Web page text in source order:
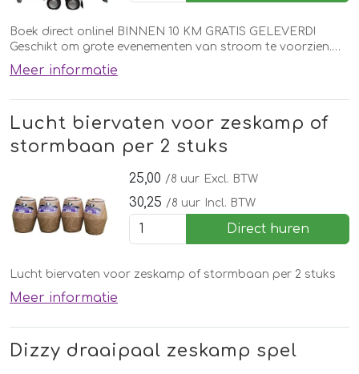
Boek direct online! BINNEN 10 KM GRATIS GELEVERD!
Geschikt om grote evenementen van stroom te voorzien.
Geluidsgedempte aggregaat.
Meer informatie
Lucht biervaten voor zeskamp of
stormbaan per 2 stuks
25,00 /8 uur Excl. BTW
30,25 /8 uur Incl. BTW
Direct huren
Lucht biervaten voor zeskamp of stormbaan per 2 stuks
Meer informatie
Dizzy draaipaal zeskamp spel